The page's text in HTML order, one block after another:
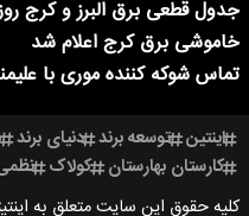
خاموشی برق کرج اعلام شد
تماس شوکه کننده موری با
اینتین توسعه برند دنیای برند
کارستان بهارستان کولاک
کلیه حقوق این سایت متعلق به